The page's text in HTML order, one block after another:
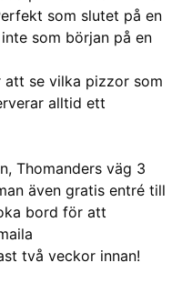
som slutet på en
som början på en
se vilka pizzor som
alltid ett
Thomanders väg 3
även gratis entré till
bord för att
två veckor innan!